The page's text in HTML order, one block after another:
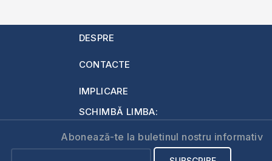
DESPRE
CONTACTE
IMPLICARE
SCHIMBĂ LIMBA:
Abonează-te la buletinul nostru informativ